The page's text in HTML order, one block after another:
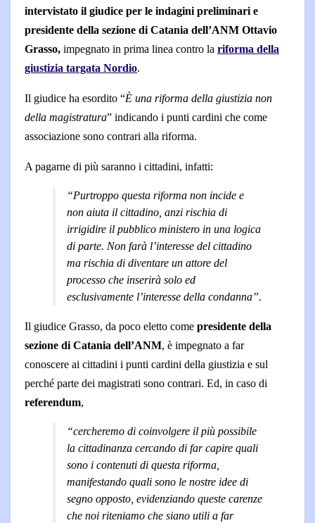
intervistato il giudice per le indagini preliminari e
presidente della sezione di Catania dell’ANM Ottavio
Grasso, impegnato in prima linea contro la riforma della
giustizia targata Nordio.
Il giudice ha esordito “È una riforma della giustizia non
della magistratura” indicando i punti cardini che come
associazione sono contrari alla riforma.
A pagarne di più saranno i cittadini, infatti:
“Purtroppo questa riforma non incide e
non aiuta il cittadino, anzi rischia di
irrigidire il pubblico ministero in una logica
di parte. Non farà l’interesse del cittadino
ma rischia di diventare un attore del
processo che inserirà solo ed
esclusivamente l’interesse della condanna”.
Il giudice Grasso, da poco eletto come presidente della
sezione di Catania dell’ANM, è impegnato a far
conoscere ai cittadini i punti cardini della giustizia e sul
perché parte dei magistrati sono contrari. Ed, in caso di
referendum,
“cercheremo di coinvolgere il più possibile
la cittadinanza cercando di far capire quali
sono i contenuti di questa riforma,
manifestando quali sono le nostre idee di
segno opposto, evidenziando queste carenze
che noi riteniamo che siano utili a far